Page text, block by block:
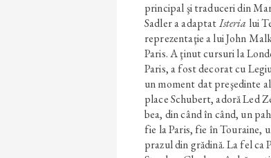
principal şi traduceri din
Sadler a adaptatIsteria lui
reprezentaţie a lui John
Paris. A ţinut cursuri la
Paris, a fost decorat cu
un moment dat preşedinte
place Schubert, adoră Led
bea, din când în când, un
fie la Paris, fie în Touraine,
prazul din grădină. La fel ca